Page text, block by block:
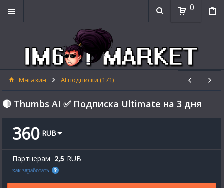
0
Магазин AI подписки (171)
🔴 Thumbs AI ✅ Подписка Ultimate на 3 дня
360 RUB
Партнерам 2,5 RUB
как заработать